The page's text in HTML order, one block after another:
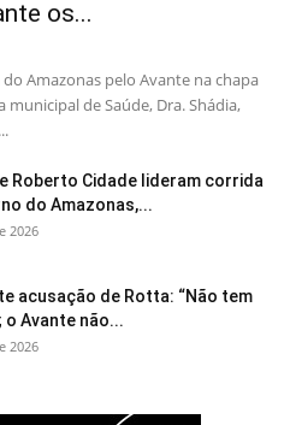
os...
Amazonas pelo Avante na chapa
de Saúde, Dra. Shádia,
Roberto Cidade lideram corrida
do Amazonas,...
2026
acusação de Rotta: “Não tem
o Avante não...
2026